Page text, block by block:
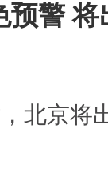
警
北京将